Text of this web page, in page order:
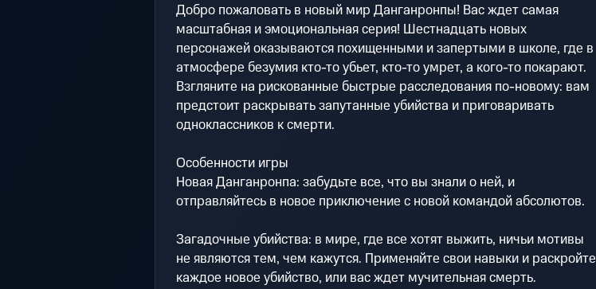
Добро пожаловать в новый мир Данганронпы! Вас ждет самая
масштабная и эмоциональная серия! Шестнадцать новых
персонажей оказываются похищенными и запертыми в школе, где в
атмосфере безумия кто-то убьет, кто-то умрет, а кого-то покарают.
Взгляните на рискованные быстрые расследования по-новому: вам
предстоит раскрывать запутанные убийства и приговаривать
одноклассников к смерти.
Особенности игры
Новая Данганронпа: забудьте все, что вы знали о ней, и
отправляйтесь в новое приключение с новой командой абсолютов.
Загадочные убийства: в мире, где все хотят выжить, ничьи мотивы
не являются тем, чем кажутся. Применяйте свои навыки и раскройте
каждое новое убийство, или вас ждет мучительная смерть.